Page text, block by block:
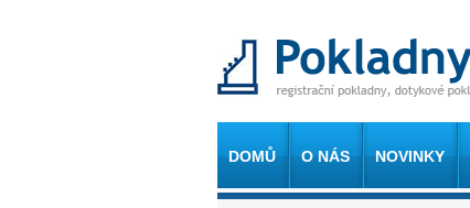
DOMŮ O NÁS NOVINKY